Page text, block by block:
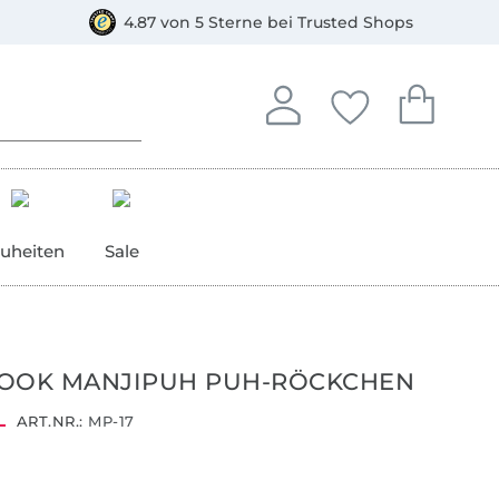
4.87 von 5 Sterne bei Trusted Shops
Anmelden
In deinem Konto
Deine
Du hast keine
Dein
Du hast
Sale
MANJIPUH PUH-RÖCKCHEN
ART.NR.: MP-17